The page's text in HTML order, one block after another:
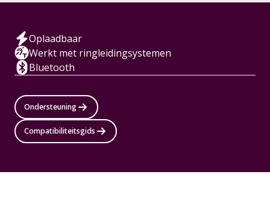
Oplaadbaar
Werkt met ringleidingsystemen
Bluetooth
Ondersteuning
Compatibiliteitsgids